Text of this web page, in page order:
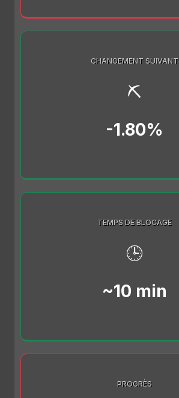
CHANGEMENT SUIVANT
⛏️
-1.80%
TEMPS DE BLOCAGE
🕒
~10 min
PROGRÈS